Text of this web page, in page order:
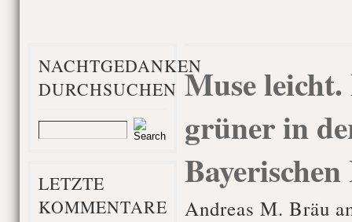
NACHTGEDANKEN
DURCHSUCHEN
LETZTE
KOMMENTARE
Muse
grüner in
Andreas M. Bräu